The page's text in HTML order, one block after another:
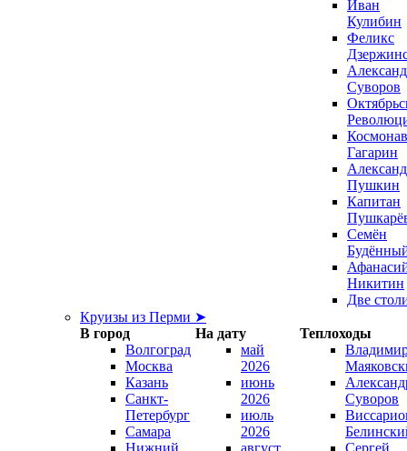
Иван
Кулибин
Феликс
Суворов
Гагарин
Пушкин
Капитан
Семён
Никитин
Две
Круизы из Перми ➤
В город
На дату
Теплоходы
Волгоград
Москва
Казань
Санкт-
Петербург
Самара
Нижний
май
2026
июнь
2026
июль
2026
август
Суворов
Сергей